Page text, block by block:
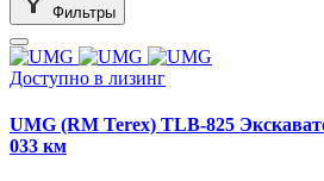
Фильтры
Доступно в лизинг
UMG (RM Terex) TLB-825
033 км